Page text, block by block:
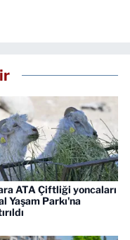
ATA Çiftliği yoncaları
Yaşam Parkı'na